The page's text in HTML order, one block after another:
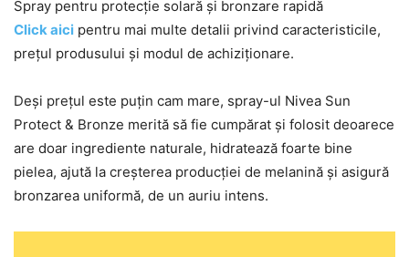
Spray pentru protecție solară și bronzare rapidă
Click aici pentru mai multe detalii privind caracteristicile,
prețul produsului și modul de achiziționare.
Deși prețul este puțin cam mare, spray-ul Nivea Sun
Protect & Bronze merită să fie cumpărat și folosit deoarece
are doar ingrediente naturale, hidratează foarte bine
pielea, ajută la creșterea producției de melanină și asigură
bronzarea uniformă, de un auriu intens.